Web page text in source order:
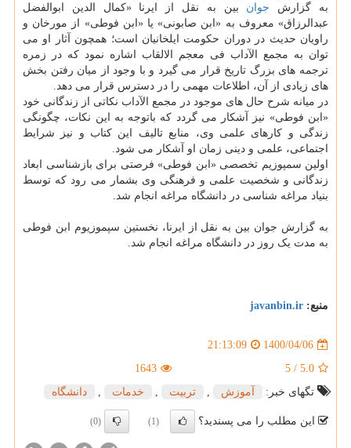
به گزارش جوان بین به نقل از ایرنا «کمال الدین ابوالفضل
عبدالرزاق» معروف به «ابن صابونی» یا «ابن فوطی» از مورخان و
راویان حدیث در دوران حکومت ایلخانیان است؛ همچون آثار او می
توان به مجمع الآداب فی معجم الالقاب اشاره نمود که در زمره
ترجمه های بزرگ تاریخ قرار می گیرد و با وجود از میان رفتن بخش
های زیادی از آن، اطلاعات مهمی را در دسترس قرار می دهد.
در میانه شرح حال های موجود در مجمع الآداب نکاتی از زندگانی خود
«ابن فوطی» نیز آشکار می گردد که باتوجه به این نکات، چگونگی
زندگی و کارهای علمی وی، منابع تالیف این کتاب و نیز شرایط
اجتماعی، علمی و دینی زمان او آشکار می شود.
اولین سمپوزیم تخصصی «ابن فوطی» فرصتی برای بازشناسی ابعاد
زندگانی و شخصیت علمی و فرهنگی وی بشمار می رود که توسط
بنیاد مراغه شناسی در دانشگاه مراغه انجام شد.
به گزارش جوان بین به نقل از ایرنا، نخستین سپموزیوم ابن فوطی
به مدت یک روز در دانشگاه مراغه انجام شد.
منبع: javanbin.ir
1400/04/06
21:13:09
5.0
/
5
1643
تگهای خبر:
آموزش , تربیت , خدمات , دانشگاه
این مطلب را می پسندید؟ (1)
(0)